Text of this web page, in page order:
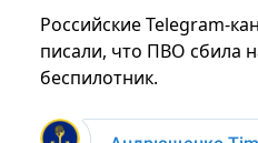
Российские Telegram-
писали, что ПВО сбила
беспилотник.